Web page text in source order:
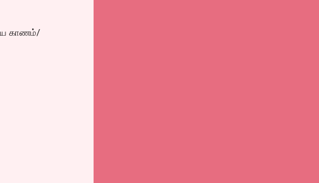
காணம்/